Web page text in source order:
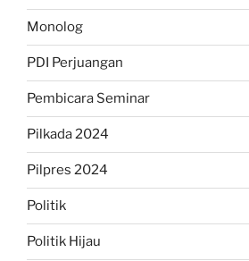
Monolog
PDI Perjuangan
Pembicara Seminar
Pilkada 2024
Pilpres 2024
Politik
Politik Hijau